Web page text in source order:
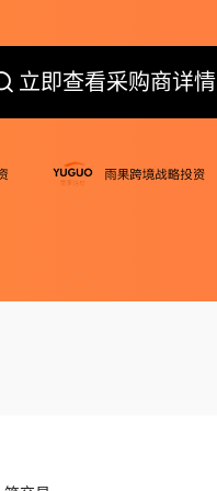
立即查看采购商详情